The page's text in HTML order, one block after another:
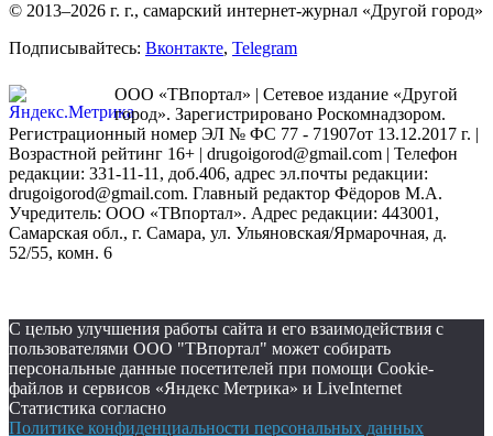
© 2013–2026 г. г., самарский интернет-журнал «Другой город»
Подписывайтесь: Вконтакте, Telegram
ООО «ТВпортал» | Сетевое издание «Другой
город». Зарегистрировано Роскомнадзором.
Регистрационный номер ЭЛ № ФС 77 - 71907от 13.12.2017 г. |
Возрастной рейтинг 16+ | drugoigorod@gmail.com | Телефон
редакции: 331-11-11, доб.406, адрес эл.почты редакции:
drugoigorod@gmail.com. Главный редактор Фёдоров М.А.
Учредитель: ООО «ТВпортал». Адрес редакции: 443001,
Самарская обл., г. Самара, ул. Ульяновская/Ярмарочная, д.
52/55, комн. 6
С целью улучшения работы сайта и его взаимодействия с
пользователями ООО "ТВпортал" может собирать
персональные данные посетителей при помощи Cookie-
файлов и сервисов «Яндекс Метрика» и LiveInternet
Статистика согласно
Политике конфиденциальности персональных данных